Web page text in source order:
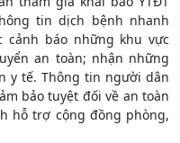
tin dịch bệnh nhanh
cảnh báo những khu vực
an toàn; nhận những
y tế. Thông tin người dân
bảo tuyệt đối về an toàn
hỗ trợ cộng đồng phòng,